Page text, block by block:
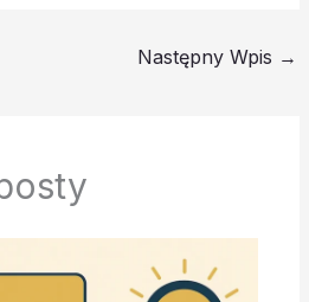
Następny Wpis →